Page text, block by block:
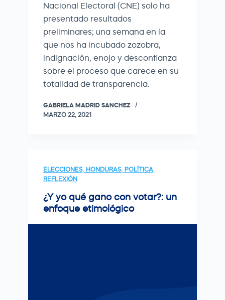
Nacional Electoral (CNE) solo ha
presentado resultados
preliminares; una semana en la
que nos ha incubado zozobra,
indignación, enojo y desconfianza
sobre el proceso que carece en su
totalidad de transparencia.
GABRIELA MADRID SANCHEZ
MARZO 22, 2021
ELECCIONES, HONDURAS, POLÍTICA,
REFLEXIÓN
¿Y yo qué gano con votar?: un
enfoque etimológico